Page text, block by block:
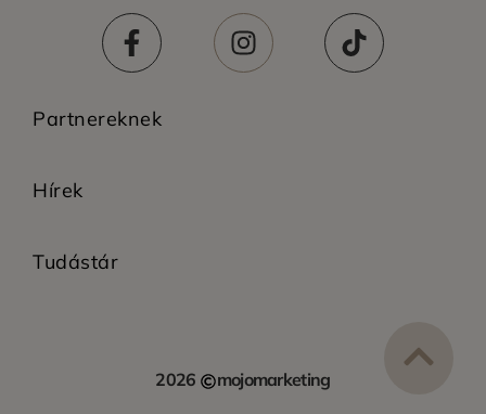
Partnereknek
Hírek
Tudástár
2026 mojomarketing